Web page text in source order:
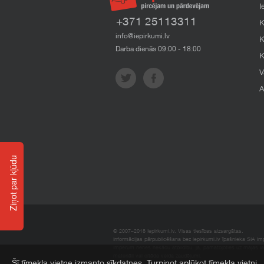
+371 25113311
info@iepirkumi.lv
Darba dienās 09:00 - 18:00
© 2007–2018 Iepirkumi.lv. Visas tiesības aizsargātas.
Informācijas pārpublicēšana bez iepirkumi.lv īpašnieka SIA
Ziņot par kļūdu